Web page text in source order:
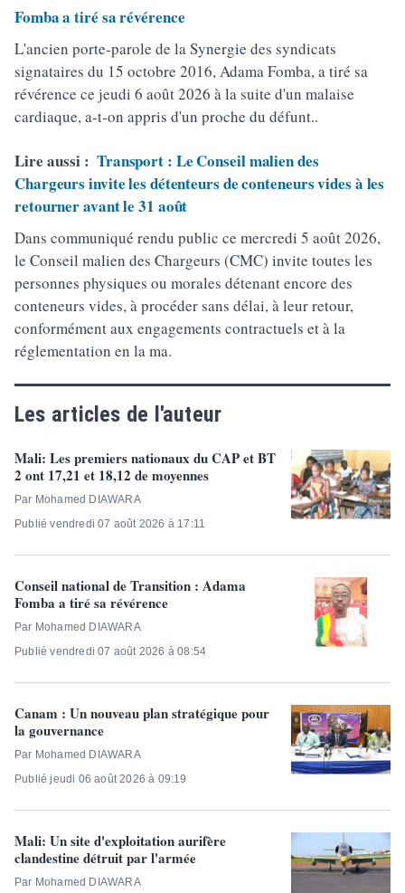
Fomba a tiré sa révérence
L'ancien porte-parole de la Synergie des syndicats
signataires du 15 octobre 2016, Adama Fomba, a tiré sa
révérence ce jeudi 6 août 2026 à la suite d'un malaise
cardiaque, a-t-on appris d'un proche du défunt..
Lire aussi : Transport : Le Conseil malien des
Chargeurs invite les détenteurs de conteneurs vides à les
retourner avant le 31 août
Dans communiqué rendu public ce mercredi 5 août 2026,
le Conseil malien des Chargeurs (CMC) invite toutes les
personnes physiques ou morales détenant encore des
conteneurs vides, à procéder sans délai, à leur retour,
conformément aux engagements contractuels et à la
réglementation en la ma.
Les articles de l'auteur
Mali: Les premiers nationaux du CAP et BT
2 ont 17,21 et 18,12 de moyennes
Par Mohamed DIAWARA
Publié vendredi 07 août 2026 à 17:11
Conseil national de Transition : Adama
Fomba a tiré sa révérence
Par Mohamed DIAWARA
Publié vendredi 07 août 2026 à 08:54
Canam : Un nouveau plan stratégique pour
la gouvernance
Par Mohamed DIAWARA
Publié jeudi 06 août 2026 à 09:19
Mali: Un site d'exploitation aurifère
clandestine détruit par l'armée
Par Mohamed DIAWARA